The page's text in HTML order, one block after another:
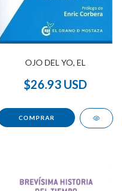
OJO DEL YO, EL
$26.93 USD